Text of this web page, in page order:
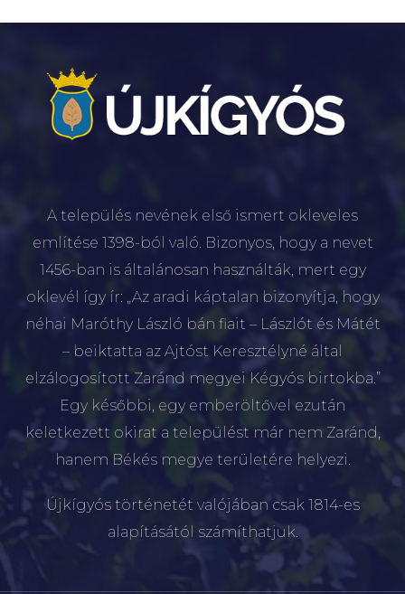
A település nevének első ismert okleveles
említése 1398-ból való. Bizonyos, hogy a nevet
1456-ban is általánosan használták, mert egy
oklevél így ír: „Az aradi káptalan bizonyítja, hogy
néhai Maróthy László bán fiait – Lászlót és Mátét
– beiktatta az Ajtóst Keresztélyné által
elzálogosított Zaránd megyei Kégyós birtokba.”
Egy későbbi, egy emberöltővel ezután
keletkezett okirat a települést már nem Zaránd,
hanem Békés megye területére helyezi.
Újkígyós történetét valójában csak 1814-es
alapításától számíthatjuk.